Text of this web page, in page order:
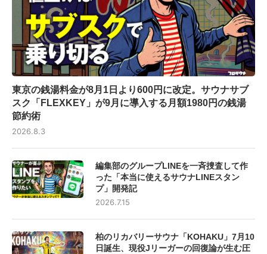
東京の銭湯料金が8月1日より600円に改定。サウナサブ
スク「FLEXKEY」が9月に導入する月額1980円の銭湯
節約術
2026.8.3
編集部のグループLINEを一斉捜査して作
った「本当に使えるサウナLINEスタン
プ」開発記
2026.7.15
柏のリカバリーサウナ「KOHAKU」7月10
日誕生、現役Jリーガーの回復論が生む圧